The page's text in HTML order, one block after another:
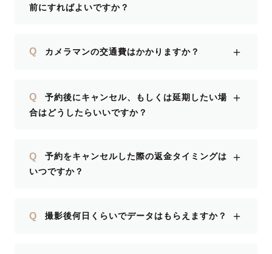
前にすればよいですか？
Q カメラマンの交通費はかかりますか？ ＋
Q
予約後にキャンセル、もしくは延期したい場
合はどうしたらいいですか？
＋
Q
予約をキャンセルした際の返金タイミングは
いつですか？
＋
Q 撮影後何日くらいでデータはもらえますか？ ＋